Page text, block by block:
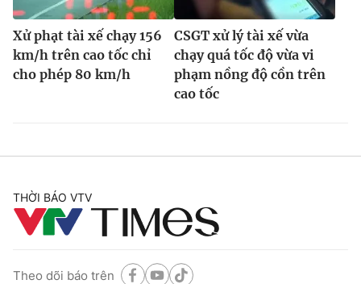
Xử phạt tài xế chạy 156
km/h trên cao tốc chỉ
cho phép 80 km/h
CSGT xử lý tài xế vừa
chạy quá tốc độ vừa vi
phạm nồng độ cồn trên
cao tốc
THỜI BÁO VTV
Theo dõi báo trên